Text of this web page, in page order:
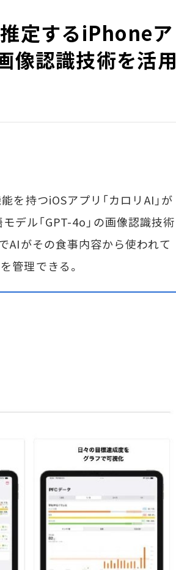
定するiPhoneア
像認識技術を活用
持つiOSアプリ「カロリAI」が
デル「GPT-4o」の画像認識技術
AIがその食事内容から使われて
管理できる。